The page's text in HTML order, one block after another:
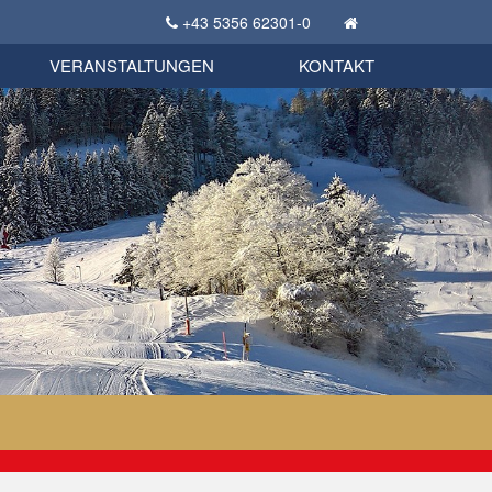
+43 5356 62301-0
KSC Sportgeschichte
Bekleidungsshop
VERANSTALTUNGEN KONTAKT